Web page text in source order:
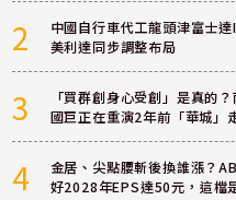
2
中國自行車代工龍頭津富士
美利達同步調整布局
3
「買群創身心受創」是真的
國巨正在重演2年前「華城」
4
金居、尖點腰斬後換誰漲？
好2028年EPS達50元，這檔